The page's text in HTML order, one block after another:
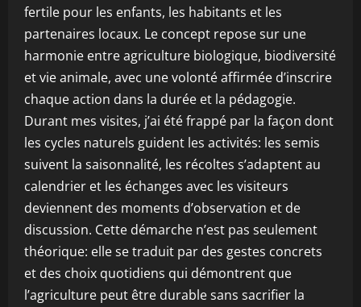
fertile pour les enfants, les habitants et les
partenaires locaux. Le concept repose sur une
harmonie entre agriculture biologique, biodiversité
et vie animale, avec une volonté affirmée d’inscrire
chaque action dans la durée et la pédagogie.
Durant mes visites, j’ai été frappé par la façon dont
les cycles naturels guident les activités: les semis
suivent la saisonnalité, les récoltes s’adaptent au
calendrier et les échanges avec les visiteurs
deviennent des moments d’observation et de
discussion. Cette démarche n’est pas seulement
théorique: elle se traduit par des gestes concrets
et des choix quotidiens qui démontrent que
l’agriculture peut être durable sans sacrifier la